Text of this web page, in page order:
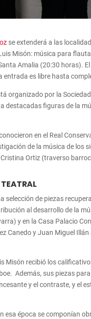
se extenderá a las
Misón: música para flauta
Amalia (20:30 horas).
entrada es libre hasta
organizado por la
destacadas figuras de la
en el Real
de la música de los
Ortiz (traverso
selección de piezas
al desarrollo de la
y en la Casa Palacio
Canedo y Juan Miguel
Misón recibió los
Además, sus piezas
y el contraste, y el
esa época se componían